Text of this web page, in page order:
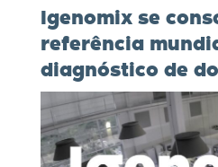
Igenomix se
referência
diagnóstico de